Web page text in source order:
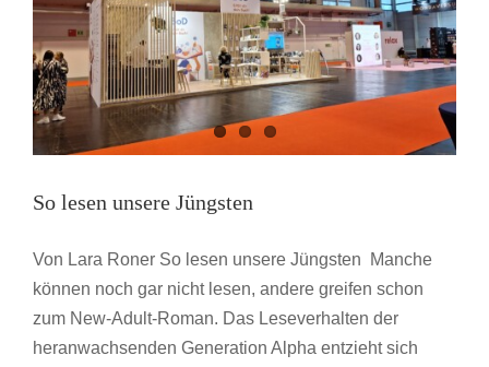
die
Kulissen
So lesen unsere Jüngsten
Von Lara Roner So lesen unsere Jüngsten Manche
können noch gar nicht lesen, andere greifen schon
zum New-Adult-Roman. Das Leseverhalten der
heranwachsenden Generation Alpha entzieht sich